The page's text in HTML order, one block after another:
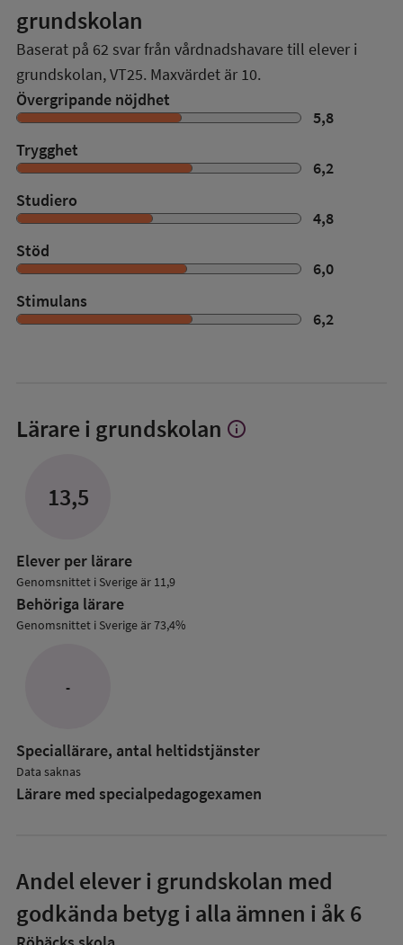
grundskolan
Baserat på 62 svar från vårdnadshavare till elever i
grundskolan,VT25. Maxvärdet är 10.
Övergripande nöjdhet
5,8
Trygghet
6,2
Studiero
4,8
Stöd
6,0
Stimulans
6,2
Lärare i grundskolan Visa
info
13,5
Elever per lärare
Genomsnittet i Sverige är 11,9
Behöriga lärare
Genomsnittet i Sverige är 73,4%
-
Speciallärare, antal heltidstjänster
Data saknas
Lärare med specialpedagog­examen
Andel elever i grundskolan med
godkända betyg i alla ämnen i åk 6